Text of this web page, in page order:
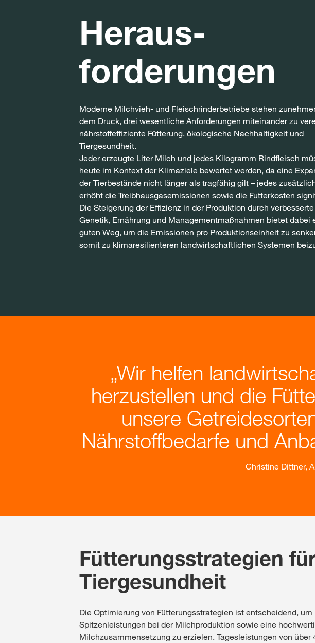
Heraus-
forderungen
Moderne Milchvieh- und Fleischrinderbetriebe stehen
dem Druck, drei wesentliche Anforderungen miteinander zu
nährstoffeffiziente Fütterung, ökologische Nachhaltigkeit und
Tiergesundheit.
Jeder erzeugte Liter Milch und jedes Kilogramm Rindfleisch
heute im Kontext der Klimaziele bewertet werden, da eine
der Tierbestände nicht länger als tragfähig gilt – jedes
erhöht die Treibhausgasemissionen sowie die Futterkosten
Die Steigerung der Effizienz in der Produktion durch verbesserte
Genetik, Ernährung und Managementmaßnahmen bietet dabei
guten Weg, um die Emissionen pro Produktionseinheit zu
somit zu klimaresilienteren landwirtschaftlichen Systemen
Wir helfen
herzustellen und die
unsere
Nährstoffbedarfe und
Christine Dittner,
Fütterungsstrategien
Tiergesundheit
Die Optimierung von Fütterungsstrategien ist entscheidend, um
Spitzenleistungen bei der Milchproduktion sowie eine
Milchzusammensetzung zu erzielen. Tagesleistungen von über